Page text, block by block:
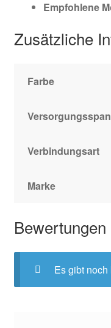
Empfohlene
Zusätzliche
Farbe
Verbindungsart
Marke
Bewertungen
Es gibt